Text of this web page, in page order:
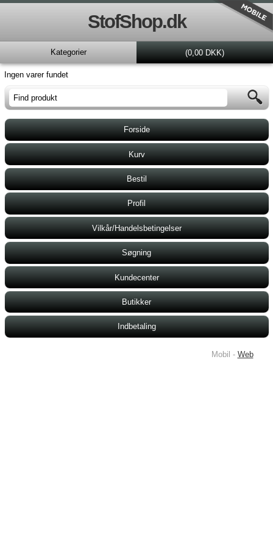
StofShop.dk
Kategorier (0,00 DKK)
Ingen varer fundet
Forside
Kurv
Bestil
Profil
Vilkår/Handelsbetingelser
Søgning
Kundecenter
Butikker
Indbetaling
Mobil - Web